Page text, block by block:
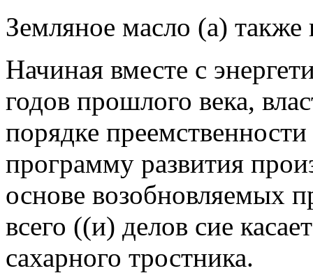
Земляное масло (а) также
Начиная вместе с
годов прошлого века,
порядке
программу развития
основе возобновляемых
всего ((и) делов сие
сахарного тростника.